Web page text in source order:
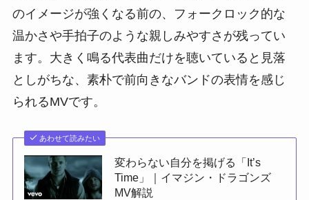
のイメージが強くなる前の、フォークロック的な
温かさや手拍子のような親しみやすさが残ってい
ます。大きく鳴る代表曲だけを聴いていると見落
としがちな、素朴で前向きなバンドの表情を感じ
られるMVです。
あわせて読みたい
変わらない自分を掲げる「It’s
Time」｜イマジン・ドラゴンズ
MV解説